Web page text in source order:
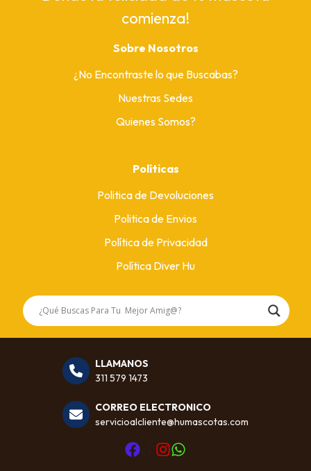
comienza!
Sobre Nosotros
¿No Encontraste lo que Buscabas?
Nuestras Sedes
Quienes Somos?
Políticas
Politica de Devoluciones
Politica de Envios
Política de Privacidad
Política Diver Hu
LLAMANOS
311 579 1473
CORREO ELECTRONICO
servicioalcliente@humascotas.com